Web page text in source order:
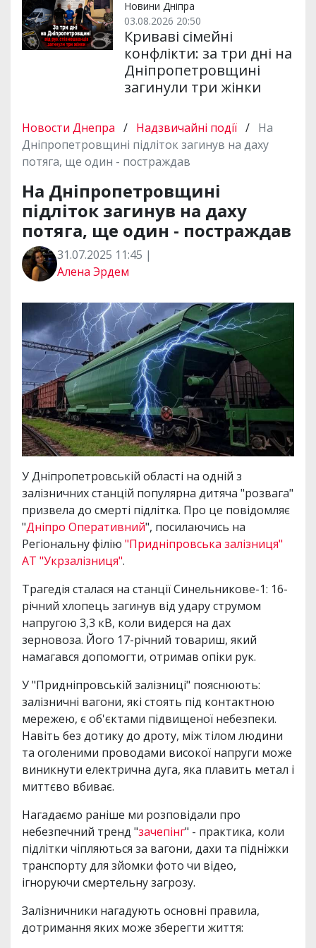
Новини Дніпра
03.08.2026 20:50
Криваві сімейні
конфлікти: за три дні на
Дніпропетровщині
загинули три жінки
Новости Днепра / Надзвичайні події / На
Дніпропетровщині підліток загинув на даху
потяга, ще один - постраждав
На Дніпропетровщині
підліток загинув на даху
потяга, ще один - постраждав
31.07.2025 11:45 |
Алена Эрдем
У Дніпропетровській області на одній з
залізничних станцій популярна дитяча "розвага"
призвела до смерті підлітка. Про це повідомляє
"Дніпро Оперативний", посилаючись на
Регіональну філію "Придніпровська залізниця"
АТ "Укрзалізниця".
Трагедія сталася на станції Синельникове-1: 16-
річний хлопець загинув від удару струмом
напругою 3,3 кВ, коли видерся на дах
зерновоза. Його 17-річний товариш, який
намагався допомогти, отримав опіки рук.
У "Придніпровській залізниці" пояснюють:
залізничні вагони, які стоять під контактною
мережею, є об'єктами підвищеної небезпеки.
Навіть без дотику до дроту, між тілом людини
та оголеними проводами високої напруги може
виникнути електрична дуга, яка плавить метал і
миттєво вбиває.
Нагадаємо раніше ми розповідали про
небезпечний тренд "зачепінг" - практика, коли
підлітки чіпляються за вагони, дахи та підніжки
транспорту для зйомки фото чи відео,
ігноруючи смертельну загрозу.
Залізничники нагадують основні правила,
дотримання яких може зберегти життя: